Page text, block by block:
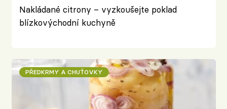
Nakládané citrony – vyzkoušejte poklad
blízkovýchodní kuchyně
PŘEDKRMY A CHUŤOVKY